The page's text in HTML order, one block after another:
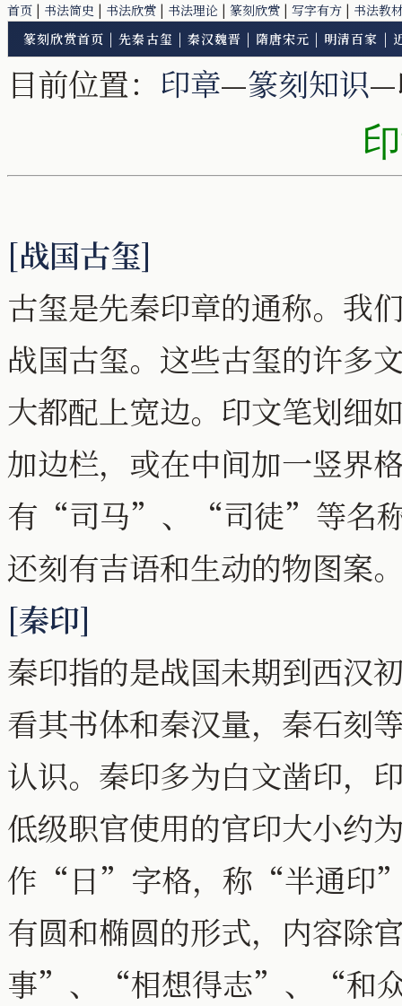
首页 | 书法简史 | 书法欣赏 | 书法理论 | 篆刻欣赏 | 写字有方 | 书法教
篆刻欣赏首页 |先秦古玺 | 秦汉魏晋 | 隋唐宋元 | 明清百家 |
目前位置： 印章—篆刻知识—
[战国古玺]
古玺是先秦印章的通称。我
战国古玺。这些古玺的许多
大都配上宽边。印文笔划细
加边栏，或在中间加一竖界
有“司马”、“司徒”等名称
还刻有吉语和生动的物图案
[秦印]
秦印指的是战国未期到西汉
看其书体和秦汉量，秦石刻
认识。秦印多为白文凿印
低级职官使用的官印大小约
作“日”字格，称“半通印”
有圆和椭圆的形式，内容除
事”、“相想得志”、“和